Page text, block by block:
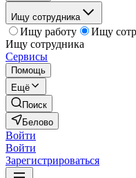
Ищу сотрудника
Ищу работу
Ищу
Ищу сотрудника
Сервисы
Помощь
Ещё
Поиск
Белово
Войти
Войти
Зарегистрироваться